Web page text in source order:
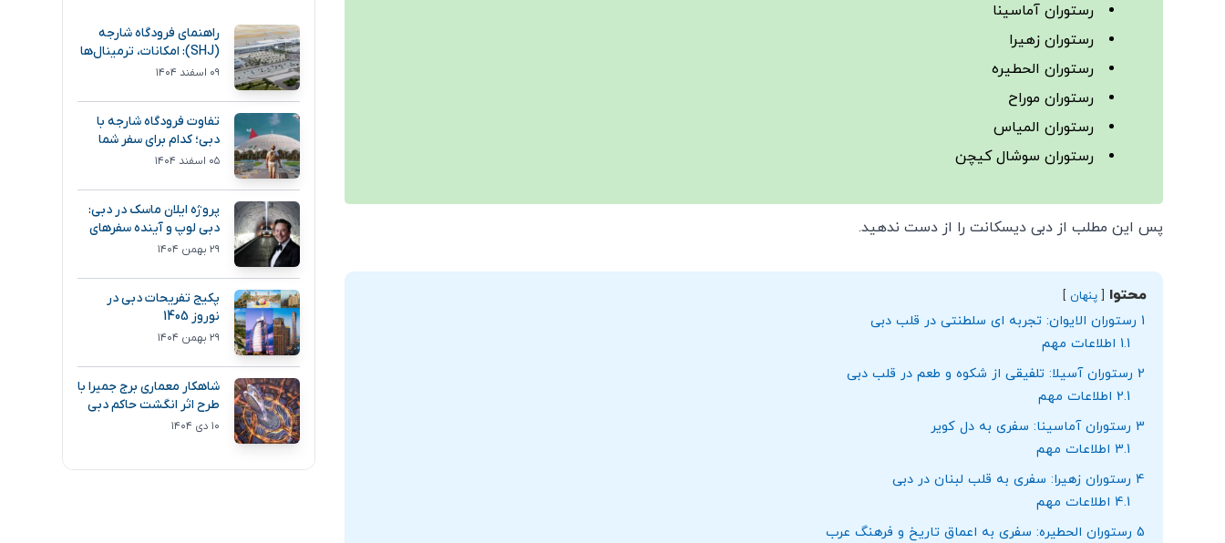
رستوران آماسینا
رستوران زهیرا
رستوران الحطیره
رستوران موراح
رستوران المیاس
رستوران سوشال کیچن
پس این مطلب از دبی دیسکانت را از دست ندهید.
محتوا پنهان
1 رستوران الایوان: تجربه‌ ای سلطنتی در قلب دبی
1.1 اطلاعات مهم
2 رستوران آسیلا: تلفیقی از شکوه و طعم در قلب دبی
2.1 اطلاعات مهم
3 رستوران آماسینا: سفری به دل کویر
3.1 اطلاعات مهم
4 رستوران زهیرا: سفری به قلب لبنان در دبی
4.1 اطلاعات مهم
5 رستوران الحطیره: سفری به اعماق تاریخ و فرهنگ عرب
راهنمای فرودگاه شارجه
(SHJ): امکانات، ترمینال‌ها
و مسیر دسترسی
۰۹ اسفند ۱۴۰۴
تفاوت فرودگاه شارجه با
دبی؛ کدام برای سفر شما
انتخاب بهتری است؟
۰۵ اسفند ۱۴۰۴
پروژه ایلان ماسک در دبی:
دبی لوپ و آینده سفرهای
فوق سریع
۲۹ بهمن ۱۴۰۴
پکیج تفریحات دبی در
نوروز 1405
۲۹ بهمن ۱۴۰۴
شاهکار معماری برج جمیرا با
طرح اثر انگشت حاکم دبی
۱۰ دی ۱۴۰۴